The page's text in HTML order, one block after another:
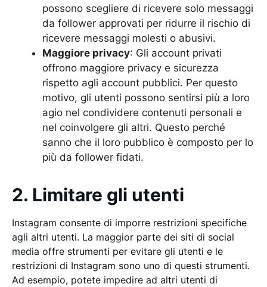
possono scegliere di ricevere solo messaggi
da follower approvati per ridurre il rischio di
ricevere messaggi molesti o abusivi.
Maggiore privacy: Gli account privati
offrono maggiore privacy e sicurezza
rispetto agli account pubblici. Per questo
motivo, gli utenti possono sentirsi più a loro
agio nel condividere contenuti personali e
nel coinvolgere gli altri. Questo perché
sanno che il loro pubblico è composto per lo
più da follower fidati.
2. Limitare gli utenti
Instagram consente di imporre restrizioni specifiche
agli altri utenti. La maggior parte dei siti di social
media offre strumenti per evitare gli utenti e le
restrizioni di Instagram sono uno di questi strumenti.
Ad esempio, potete impedire ad altri utenti di